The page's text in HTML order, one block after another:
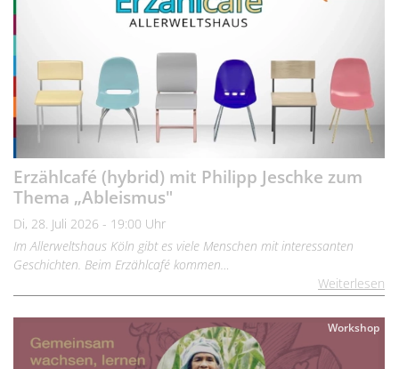
Erzählcafé (hybrid) mit Philipp Jeschke zum
Thema „Ableismus"
Di, 28. Juli 2026 - 19:00 Uhr
Im Allerweltshaus Köln gibt es viele Menschen mit interessanten
Geschichten. Beim Erzählcafé kommen…
Weiterlesen
Workshop